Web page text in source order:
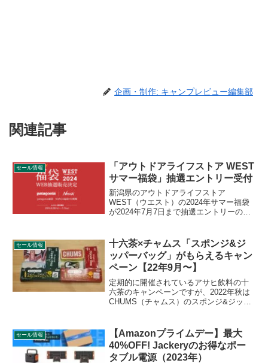
企画・制作: キャンプレビュー編集部
関連記事
セール情報
「アウトドアライフストア WEST
サマー福袋」抽選エントリー受付
新潟県のアウトドアライフストア
WEST（ウエスト）の2024年サマー福袋
が2024年7月7日まで抽選エントリーの受
3種の福袋が販売されます。詳細をレビュ
ーします。
セール情報
十六茶×チャムス「スポンジ&ジ
ッパーバッグ」がもらえるキャン
ペーン【22年9月〜】
定期的に開催されているアサヒ飲料の十
六茶のキャンペーンですが、2022年秋は
CHUMS（チャムス）のスポンジ&ジッパ
六茶1ケース購入で1つもらえます。詳細
をレビューします。
セール情報
【Amazonプライムデー】最大
40%OFF! Jackeryのお得なポー
タブル電源（2023年）